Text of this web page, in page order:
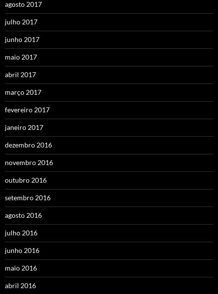
agosto 2017
julho 2017
junho 2017
maio 2017
abril 2017
março 2017
fevereiro 2017
janeiro 2017
dezembro 2016
novembro 2016
outubro 2016
setembro 2016
agosto 2016
julho 2016
junho 2016
maio 2016
abril 2016